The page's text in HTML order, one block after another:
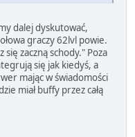
dalej dyskutować,
graczy 62lvl powie.
zaczną schody." Poza
się jak kiedyś, a
mając w świadomości
miał buffy przez całą